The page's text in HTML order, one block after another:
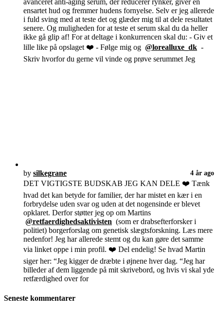
avanceret anti-aging serum, der reducerer rynker, giver en
ensartet hud og fremmer hudens fornyelse. Selv er jeg allerede
i fuld sving med at teste det og glæder mig til at dele resultatet
senere. Og muligheden for at teste et serum skal du da heller
ikke gå glip af! For at deltage i konkurrencen skal du: - Giv et
lille like på opslaget ❤️ - Følge mig og @lorealluxe_dk -
Skriv hvorfor du gerne vil vinde og prøve serummet Jeg
by silkegrane 4 år ago
DET VIGTIGSTE BUDSKAB JEG KAN DELE ❤️ Tænk
hvad det kan betyde for familier, der har mistet en kær i en
forbrydelse uden svar og uden at det nogensinde er blevet
opklaret. Derfor støtter jeg op om Martins
@retfaerdighedsaktivisten (som er drabsefterforsker i
politiet) borgerforslag om genetisk slægtsforskning. Læs mere
nedenfor! Jeg har allerede stemt og du kan gøre det samme
via linket oppe i min profil. ❤️ Del endelig! Se hvad Martin
siger her: “Jeg kigger de dræbte i øjnene hver dag. “Jeg har
billeder af dem liggende på mit skrivebord, og hvis vi skal yde
retfærdighed over for
Seneste kommentarer